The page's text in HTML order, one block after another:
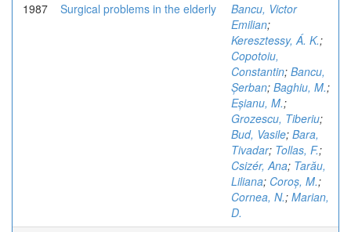
1987
Surgical problems in the elderly
Bancu, Victor
Emilian;
Keresztessy, Á. K.;
Copotoiu,
Constantin; Bancu,
Șerban; Baghiu, M.;
Eșianu, M.;
Grozescu, Tiberiu;
Bud, Vasile; Bara,
Tivadar; Tollas, F.;
Csizér, Ana; Tarău,
Liliana; Coroș, M.;
Cornea, N.; Marian,
D.